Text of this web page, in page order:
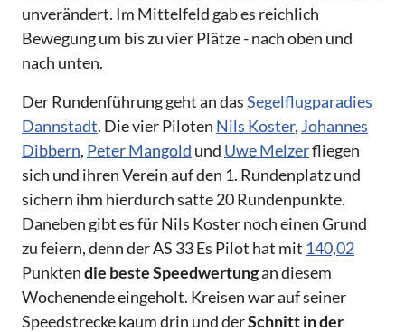
unverändert. Im Mittelfeld gab es reichlich
Bewegung um bis zu vier Plätze - nach oben und
nach unten.
Der Rundenführung geht an dasSegelflugparadies
Dannstadt. Die vier Piloten Nils Koster, Johannes
Dibbern, Peter Mangold und Uwe Melzerfliegen
sich und ihren Verein auf den 1. Rundenplatz und
sichern ihm hierdurch satte 20 Rundenpunkte.
Daneben gibt es für Nils Koster noch einen Grund
zu feiern, denn der AS 33 Es Pilot hat mit 140,02
Punktendie beste Speedwertungan diesem
Wochenende eingeholt. Kreisen war auf seiner
Speedstrecke kaum drin und derSchnitt in der